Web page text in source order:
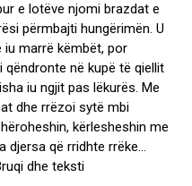
e lotëve njomi brazdat e
përmbajti hungërimën. U
iu marrë këmbët, por
qëndronte në kupë të qiellit
iu ngjit pas lëkurës. Me
dhe rrëzoi sytë mbi
kërlesheshin me
djersa që rridhte rrëke…